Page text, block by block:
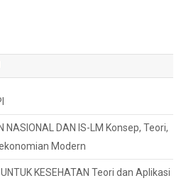
NASIONAL DAN IS-LM Konsep, Teori,
Modern
KESEHATAN Teori dan Aplikasi